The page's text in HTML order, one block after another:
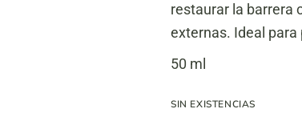
restaurar la barrera
externas. Ideal para
50 ml
SIN EXISTENCIAS